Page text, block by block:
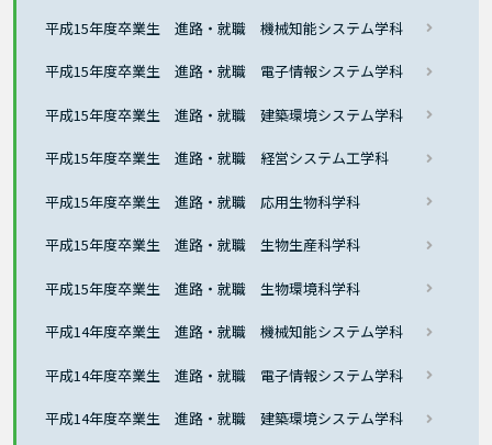
平成15年度卒業生 進路・就職 機械知能システム学科
平成15年度卒業生 進路・就職 電子情報システム学科
平成15年度卒業生 進路・就職 建築環境システム学科
平成15年度卒業生 進路・就職 経営システム工学科
平成15年度卒業生 進路・就職 応用生物科学科
平成15年度卒業生 進路・就職 生物生産科学科
平成15年度卒業生 進路・就職 生物環境科学科
平成14年度卒業生 進路・就職 機械知能システム学科
平成14年度卒業生 進路・就職 電子情報システム学科
平成14年度卒業生 進路・就職 建築環境システム学科